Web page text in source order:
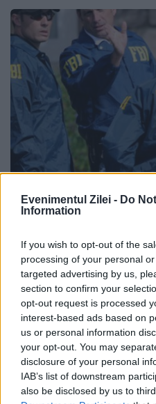
Evenimentul Zilei - Do
Information
If you wish to opt-out of the
processing of your personal
targeted advertising by us,
section to confirm your
opt-out request is processed
interest-based ads based on
us or personal information
your opt-out. You may
disclosure of your personal
IAB’s list of downstream
also be disclosed by us to
CĂRTIȚA rușilor
la o bancă din
SPIONAJ
26 IANUARIE 2015
Biroul Federal de
Unite a anunţat,
bancar din New
agent rus de spionaj,